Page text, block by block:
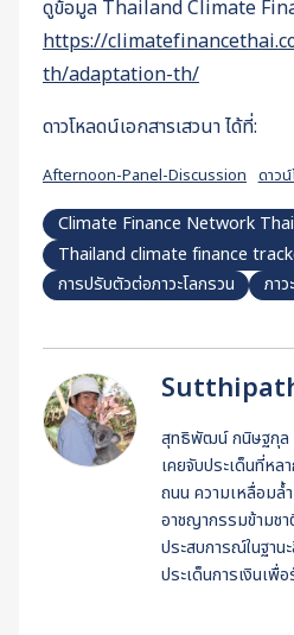
ดูข้อมูล Thailand Climate
https://
th/adaptation-th/
ดาวโหลดน์เอกสารเสวนา ได้ที่:
Afternoon-Panel-Discussion ดาว
Climate Finance Network
Thailand climate finance
การปรับตัวต่อภาวะโลกรวน
ภาว
สุทธิพัฒน์ กนิษฐกุล
เคยจับประเด็นที่ห
ถนน ความเหลื่อม
อาชญากรรมข้ามช
ประสบการณ์ในฐาน
ประเด็นการเงินเพื่